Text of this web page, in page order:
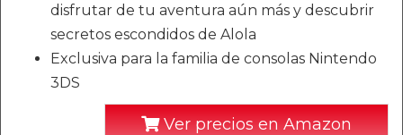
disfrutar de tu aventura aún más y descubrir
secretos escondidos de Alola
Exclusiva para la familia de consolas Nintendo
3DS
Ver precios en Amazon